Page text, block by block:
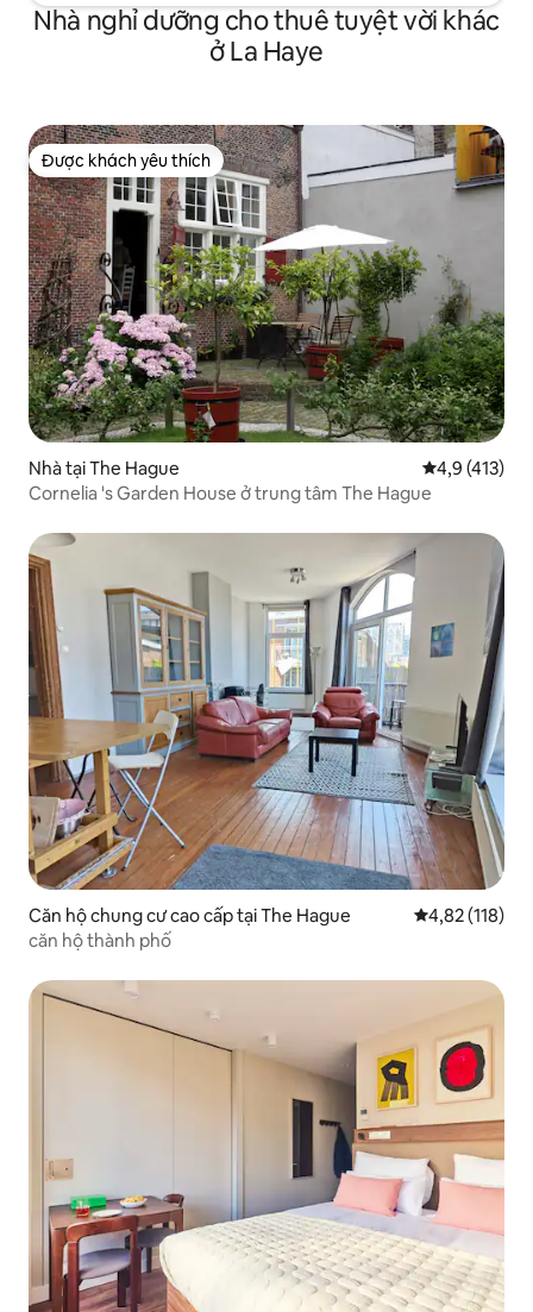
Nhà nghỉ dưỡng cho thuê tuyệt vời khác
ở La Haye
Được khách yêu thích
Được khách yêu thích
Nhà tại The Hague Xếp hạng
4,9 (413)
Cornelia 's Garden House ở trung tâm The Hague
Căn hộ chung cư cao cấp tại The Hague Xếp hạng
4,82 (118)
căn hộ thành phố